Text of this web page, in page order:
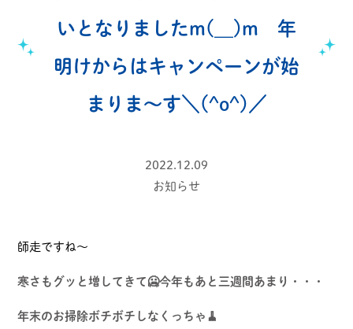
いとなりましたm(__)m 年
明けからはキャンペーンが始
まりま～す＼(^o^)／
2022.12.09
お知らせ
師走ですね～
寒さもグッと増してきて🥶今年もあと三週間あまり・・・
年末のお掃除ボチボチしなくっちゃ🧹